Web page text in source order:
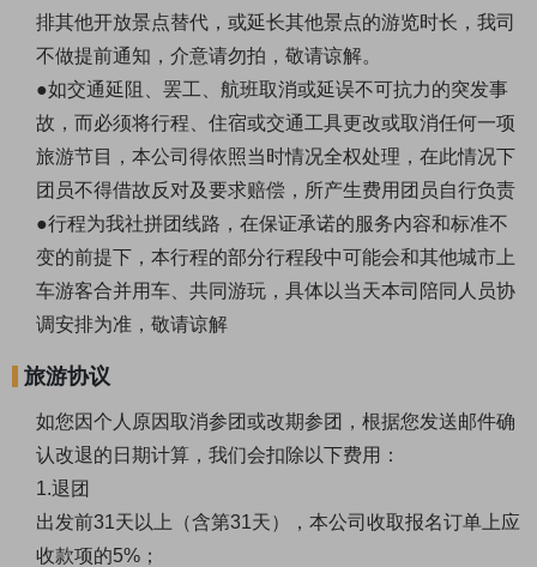
排其他开放景点替代，或延长其他景点的游览时长，我司
不做提前通知，介意请勿拍，敬请谅解。
●如交通延阻、罢工、航班取消或延误不可抗力的突发事
故，而必须将行程、住宿或交通工具更改或取消任何一项
旅游节目，本公司得依照当时情况全权处理，在此情况下
团员不得借故反对及要求赔偿，所产生费用团员自行负责
●行程为我社拼团线路，在保证承诺的服务内容和标准不
变的前提下，本行程的部分行程段中可能会和其他城市上
车游客合并用车、共同游玩，具体以当天本司陪同人员协
调安排为准，敬请谅解
旅游协议
如您因个人原因取消参团或改期参团，根据您发送邮件确
认改退的日期计算，我们会扣除以下费用：
1.退团
出发前31天以上（含第31天），本公司收取报名订单上应
收款项的5%；